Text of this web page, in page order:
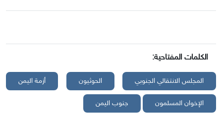
الكلمات المفتاحية:
المجلس الانتقالي الجنوبي الحوثيون أزمة اليمن
الإخوان المسلمون جنوب اليمن